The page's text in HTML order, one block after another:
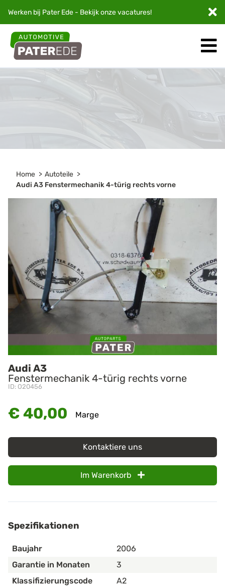
Werken bij Pater Ede - Bekijk onzevacatures!
Home
Autoteile
Audi A3 Fenstermechanik 4-türig rechts vorne
Audi A3
Fenstermechanik 4-türig rechts vorne
ID: O20456
€ 40,00 Marge
Kontaktiere uns
Im Warenkorb
Spezifikationen
Baujahr
2006
Garantie in Monaten
3
Klassifizierungscode
A2